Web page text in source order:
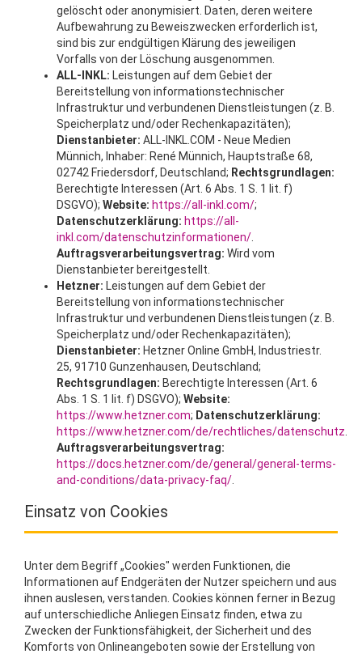
gelöscht oder anonymisiert. Daten, deren weitere
Aufbewahrung zu Beweiszwecken erforderlich ist,
sind bis zur endgültigen Klärung des jeweiligen
Vorfalls von der Löschung ausgenommen.
ALL-INKL: Leistungen auf dem Gebiet der
Bereitstellung von informationstechnischer
Infrastruktur und verbundenen Dienstleistungen (z. B.
Speicherplatz und/oder Rechenkapazitäten);
Dienstanbieter: ALL-INKL.COM - Neue Medien
Münnich, Inhaber: René Münnich, Hauptstraße 68,
02742 Friedersdorf, Deutschland; Rechtsgrundlagen:
Berechtigte Interessen (Art. 6 Abs. 1 S. 1 lit. f)
DSGVO); Website: https://all-inkl.com/;
Datenschutzerklärung: https://all-
inkl.com/datenschutzinformationen/
Auftragsverarbeitungsvertrag: Wird vom
Dienstanbieter bereitgestellt.
Hetzner: Leistungen auf dem Gebiet der
Bereitstellung von informationstechnischer
Infrastruktur und verbundenen Dienstleistungen (z. B.
Speicherplatz und/oder Rechenkapazitäten);
Dienstanbieter: Hetzner Online GmbH, Industriestr.
25, 91710 Gunzenhausen, Deutschland;
Rechtsgrundlagen: Berechtigte Interessen (Art. 6
Abs. 1 S. 1 lit. f) DSGVO); Website:
https://www.hetzner.com; Datenschutzerklärung:
https://www.hetzner.com/de/rechtliches/datenschutz
Auftragsverarbeitungsvertrag:
https://docs.hetzner.com/de/general/general-terms-
and-conditions/data-privacy-faq/
Einsatz von Cookies
Unter dem Begriff „Cookies" werden Funktionen, die
Informationen auf Endgeräten der Nutzer speichern und aus
ihnen auslesen, verstanden. Cookies können ferner in Bezug
auf unterschiedliche Anliegen Einsatz finden, etwa zu
Zwecken der Funktionsfähigkeit, der Sicherheit und des
Komforts von Onlineangeboten sowie der Erstellung von